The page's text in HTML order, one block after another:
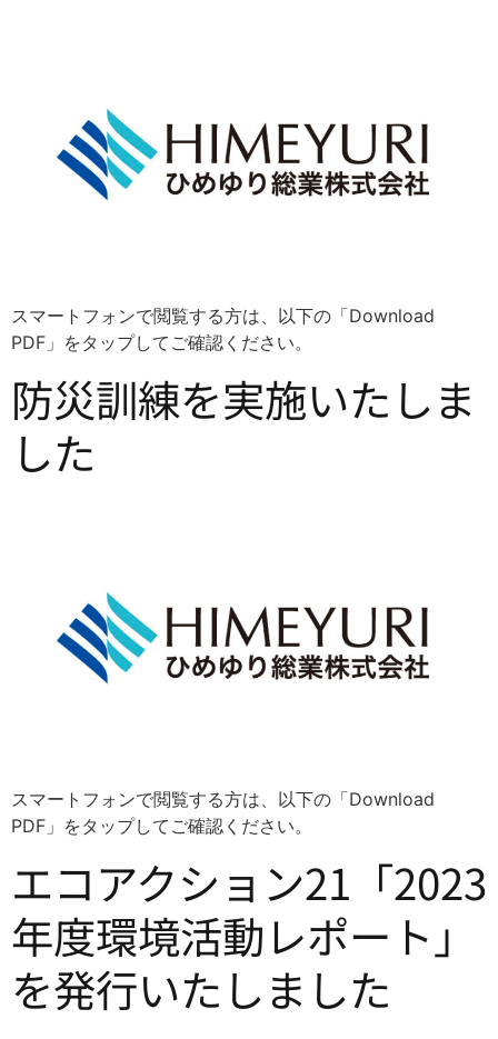
スマートフォンで閲覧する方は、以下の「Download
PDF」をタップしてご確認ください。
防災訓練を実施いたしま
した
スマートフォンで閲覧する方は、以下の「Download
PDF」をタップしてご確認ください。
エコアクション21「2023
年度環境活動レポート」
を発行いたしました